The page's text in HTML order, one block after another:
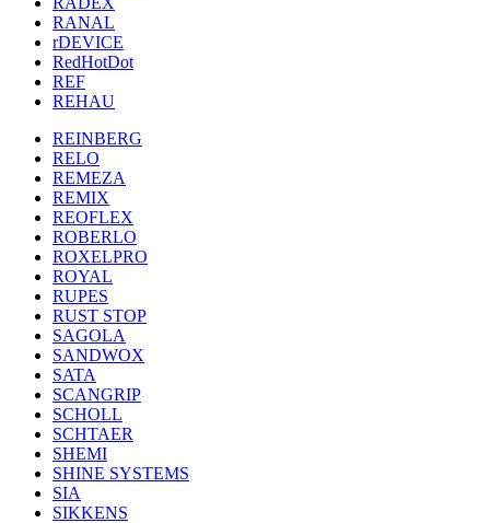
RANAL
rDEVICE
RedHotDot
REF
REHAU
REINBERG
RELO
REMEZA
REMIX
REOFLEX
ROBERLO
ROXELPRO
ROYAL
RUPES
RUST STOP
SAGOLA
SANDWOX
SATA
SCANGRIP
SCHOLL
SCHTAER
SHEMI
SHINE SYSTEMS
SIA
SIKKENS